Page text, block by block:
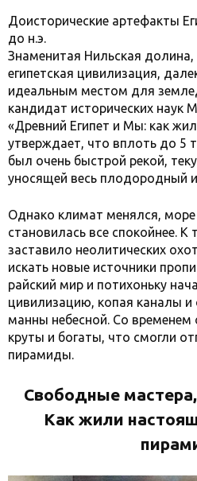
Доисторические артефакты
до н.э.
Знаменитая Нильская
египетская цивилизация,
идеальным местом для
кандидат исторических наук
«Древний Египет и Мы: как
утверждает, что вплоть до 5
был очень быстрой рекой,
уносящей весь плодородный
Однако климат менялся,
становилась все спокойнее.
заставило неолитических
искать новые источники
райский мир и потихоньку
цивилизацию, копая каналы
манны небесной. Со временем
круты и богаты, что смогли
пирамиды.
Свободные
Как жили